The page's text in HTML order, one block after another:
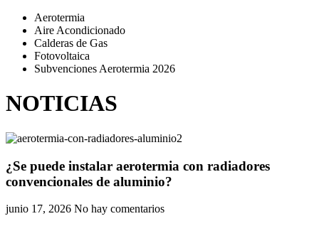
Aerotermia
Aire Acondicionado
Calderas de Gas
Fotovoltaica
Subvenciones Aerotermia 2026
NOTICIAS
¿Se puede instalar aerotermia con radiadores
convencionales de aluminio?
junio 17, 2026 No hay comentarios